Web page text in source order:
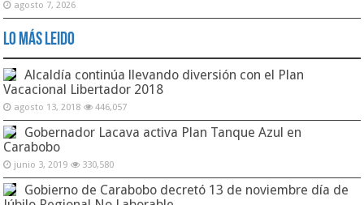
agosto 7, 2026
Lo Más Leido
Alcaldía continúa llevando diversión con el Plan
Vacacional Libertador 2018
agosto 13, 2018 446,057
Gobernador Lacava activa Plan Tanque Azul en
Carabobo
junio 3, 2019 330,580
Gobierno de Carabobo decretó 13 de noviembre día de